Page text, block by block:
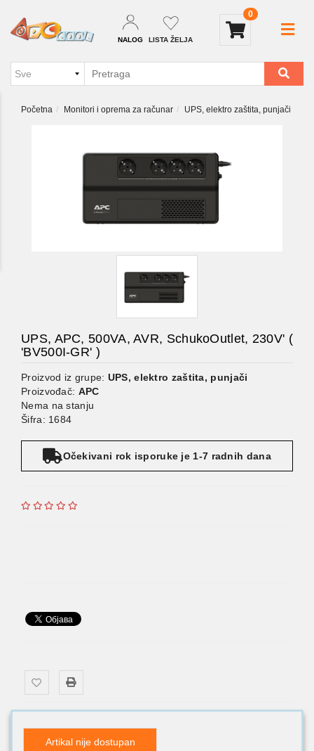
NALOG LISTA ŽELJA
0
Početna Monitori i oprema za računar UPS, elektro zaštita, punjači
UPS, APC, 500VA, AVR, SchukoOutlet, 230V' (
'BV500I-GR' )
Proizvod iz grupe: UPS, elektro zaštita, punjači
Proizvođač: APC
Nema na stanju
Šifra: 1684
Očekivani rok isporuke je 1-7 radnih dana
Artikal nije dostupan